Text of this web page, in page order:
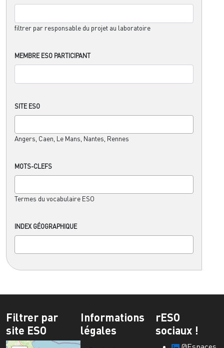
filtrer par responsable du projet au laboratoire
MEMBRE ESO PARTICIPANT
SITE ESO
Angers, Caen, Le Mans, Nantes, Rennes
MOTS-CLEFS
Termes du vocabulaire ESO
INDEX GÉOGRAPHIQUE
Filtrer par
site ESO
Informations
légales
rESO
sociaux !